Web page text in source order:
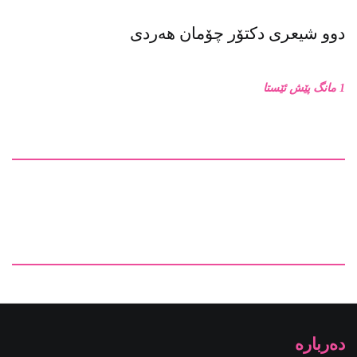
دوو شیعری دکتۆر چۆمان هەردی
1 مانگ پێش ئێستا